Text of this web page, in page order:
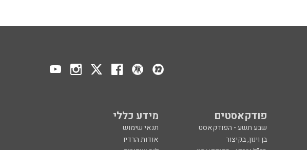
פודקאסטים מידע כללי
שבע תשע - הפודקאסט
תנאי שימוש
בן וינון, בקיצור
אודות הרדיו